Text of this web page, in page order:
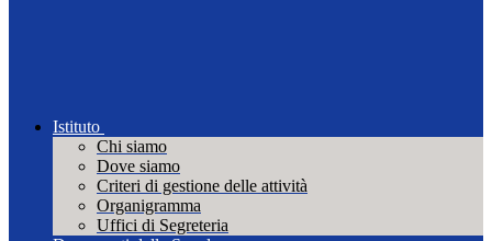
Istituto
Chi siamo
Dove siamo
Criteri di gestione delle attività
Organigramma
Uffici di Segreteria